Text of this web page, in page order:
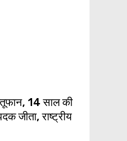
14 साल की
जीता, राष्ट्रीय